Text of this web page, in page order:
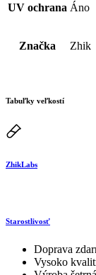
UV ochrana Áno
Značka Zhik
Tabuľky veľkostí
ZhikLabs
Starostlivosť
Doprava
Vysoko